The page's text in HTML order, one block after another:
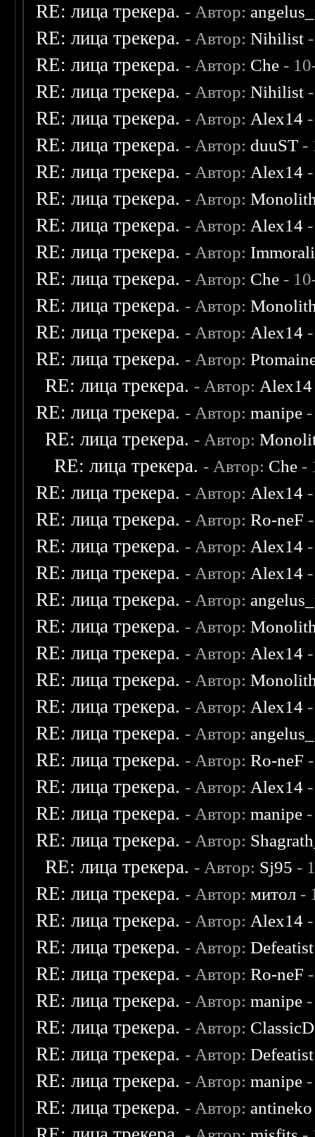
RE: лица трекера. - Автор:
RE: лица трекера. - Автор:Nihilist
RE: лица трекера. - Автор: Che -
RE: лица трекера. - Автор:Nihilist
RE: лица трекера. - Автор: Alex14
RE: лица трекера. - Автор: duuST -
RE: лица трекера. - Автор: Alex14
RE: лица трекера. - Автор:
RE: лица трекера. - Автор: Alex14
RE: лица трекера. - Автор:
RE: лица трекера. - Автор: Che -
RE: лица трекера. - Автор:
RE: лица трекера. - Автор: Alex14
RE: лица трекера. - Автор:
RE: лица трекера. - Автор: Alex14
RE: лица трекера. - Автор:manipe
RE: лица трекера. - Автор:
RE: лица трекера. - Автор: Che -
RE: лица трекера. - Автор: Alex14
RE: лица трекера. - Автор:Ro-neF
RE: лица трекера. - Автор: Alex14
RE: лица трекера. - Автор: Alex14
RE: лица трекера. - Автор:
RE: лица трекера. - Автор:
RE: лица трекера. - Автор: Alex14
RE: лица трекера. - Автор:
RE: лица трекера. - Автор: Alex14
RE: лица трекера. - Автор:
RE: лица трекера. - Автор:Ro-neF
RE: лица трекера. - Автор: Alex14
RE: лица трекера. - Автор:manipe
RE: лица трекера. - Автор:
RE: лица трекера. - Автор: Sj95 -
RE: лица трекера. - Автор:митол -
RE: лица трекера. - Автор: Alex14
RE: лица трекера. - Автор:Defeatist
RE: лица трекера. - Автор:Ro-neF
RE: лица трекера. - Автор:manipe
RE: лица трекера. - Автор:
RE: лица трекера. - Автор:Defeatist
RE: лица трекера. - Автор:manipe
RE: лица трекера. - Автор: antineko